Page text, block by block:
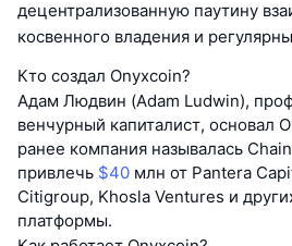
децентрализованную паутину
косвенного владения и
Кто создал Onyxcoin?
Адам Людвин (Adam Ludwin),
венчурный капиталист, основал
ранее компания называлась
привлечь $40 млн от Pantera
Citigroup, Khosla Ventures и
платформы.